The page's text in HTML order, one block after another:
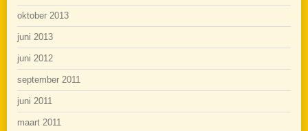
oktober 2013
juni 2013
juni 2012
september 2011
juni 2011
maart 2011